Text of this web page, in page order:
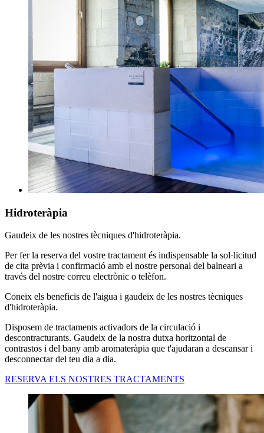
Hidroteràpia
Gaudeix de les nostres tècniques d'hidroteràpia.
Per fer la reserva del vostre tractament és indispensable la sol·licitud
de cita prèvia i confirmació amb el nostre personal del balneari a
través del nostre correu electrònic o telèfon.
Coneix els beneficis de l'aigua i gaudeix de les nostres tècniques
d'hidroteràpia.
Disposem de tractaments activadors de la circulació i
descontracturants. Gaudeix de la nostra dutxa horitzontal de
contrastos i del bany amb aromateràpia que t'ajudaran a descansar i
desconnectar del teu dia a dia.
RESERVA ELS NOSTRES TRACTAMENTS